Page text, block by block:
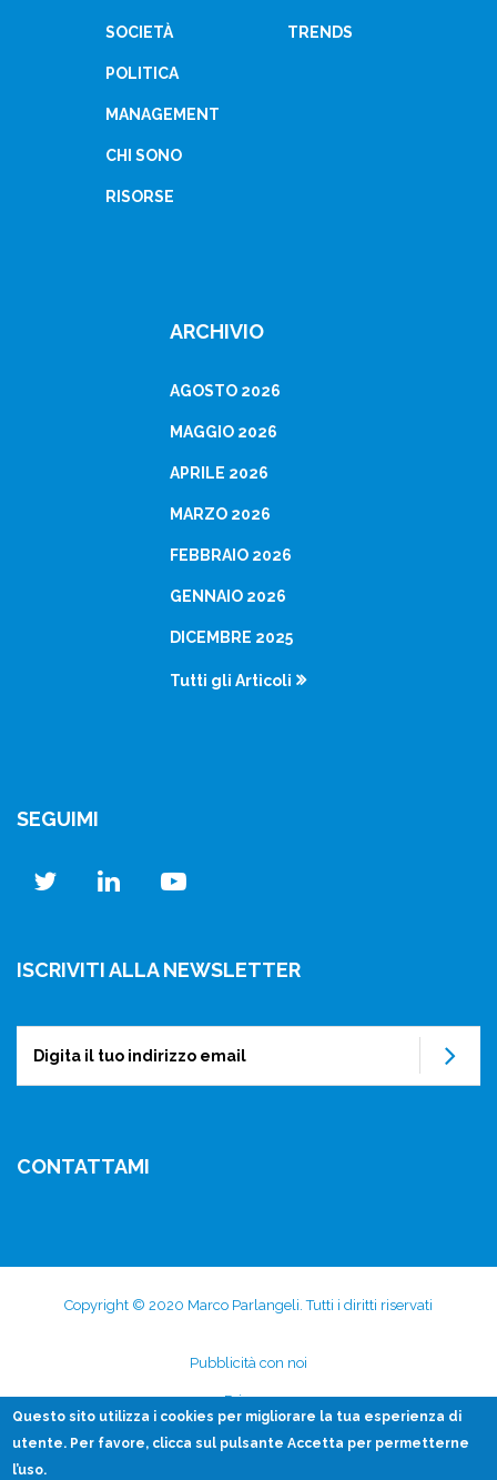
SOCIETÀ
POLITICA
MANAGEMENT
CHI SONO
RISORSE
TRENDS
ARCHIVIO
AGOSTO 2026
MAGGIO 2026
APRILE 2026
MARZO 2026
FEBBRAIO 2026
GENNAIO 2026
DICEMBRE 2025
Tutti gli Articoli
SEGUIMI
twitterlinkedinyoutube
ISCRIVITI ALLA NEWSLETTER
CONTATTAMI
Copyright © 2020 Marco Parlangeli. Tutti i diritti riservati
menu
Pubblicità con noi
Privacy
Disclaimer
Questo sito utilizza i cookies per migliorare la tua esperienza di
utente. Per favore, clicca sul pulsante Accetta per permetterne
l’uso.